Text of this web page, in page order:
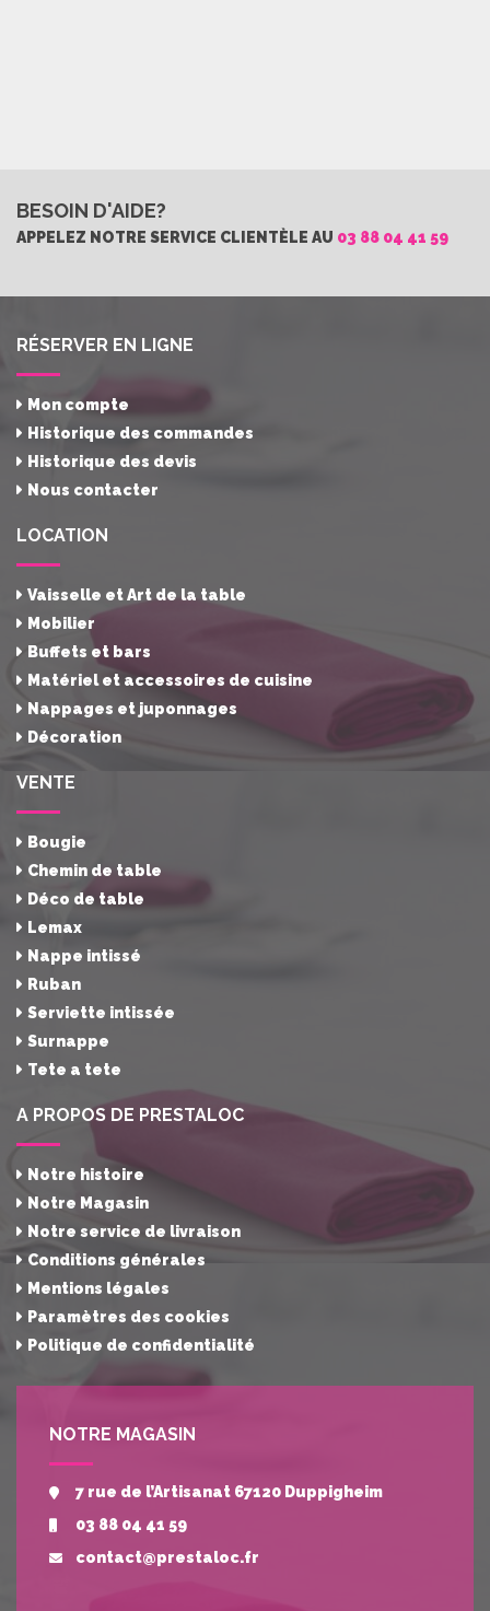
BESOIN D'AIDE?
APPELEZ NOTRE SERVICE CLIENTÈLE AU 03 88 04 41 59
RÉSERVER EN LIGNE
Mon compte
Historique des commandes
Historique des devis
Nous contacter
LOCATION
Vaisselle et Art de la table
Mobilier
Buffets et bars
Matériel et accessoires de cuisine
Nappages et juponnages
Décoration
VENTE
Bougie
Chemin de table
Déco de table
Lemax
Nappe intissé
Ruban
Serviette intissée
Surnappe
Tete a tete
A PROPOS DE PRESTALOC
Notre histoire
Notre Magasin
Notre service de livraison
Conditions générales
Mentions légales
Paramètres des cookies
Politique de confidentialité
NOTRE MAGASIN
7 rue de l’Artisanat 67120 Duppigheim
03 88 04 41 59
contact@prestaloc.fr